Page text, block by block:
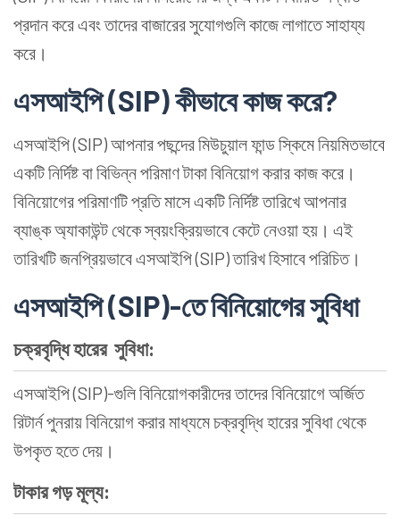
প্রদান করে এবং তাদের বাজারের সুযোগগুলি কাজে লাগাতে সাহায্য
করে।
এসআইপি (SIP) কীভাবে কাজ করে?
এসআইপি (SIP) আপনার পছন্দের মিউচুয়াল ফান্ড স্কিমে নিয়মিতভাবে
একটি নির্দিষ্ট বা বিভিন্ন পরিমাণ টাকা বিনিয়োগ করার কাজ করে।
বিনিয়োগের পরিমাণটি প্রতি মাসে একটি নির্দিষ্ট তারিখে আপনার
ব্যাঙ্ক অ্যাকাউন্ট থেকে স্বয়ংক্রিয়ভাবে কেটে নেওয়া হয়। এই
তারিখটি জনপ্রিয়ভাবে এসআইপি (SIP) তারিখ হিসাবে পরিচিত।
এসআইপি (SIP)-তে বিনিয়োগের সুবিধা
চক্রবৃদ্ধি হারের সুবিধা:
এসআইপি (SIP)-গুলি বিনিয়োগকারীদের তাদের বিনিয়োগে অর্জিত
রিটার্ন পুনরায় বিনিয়োগ করার মাধ্যমে চক্রবৃদ্ধি হারের সুবিধা থেকে
উপকৃত হতে দেয়।
টাকার গড় মূল্য: